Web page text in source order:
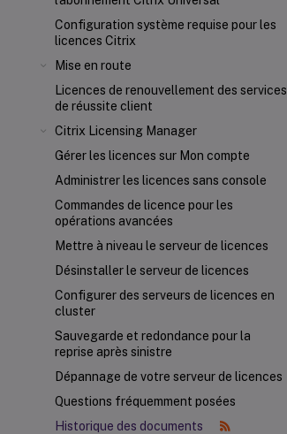
Configuration système requise pour les
licences Citrix
Mise en route
Licences de renouvellement des services
de réussite client
Citrix Licensing Manager
Gérer les licences sur Mon compte
Administrer les licences sans console
Commandes de licence pour les
opérations avancées
Mettre à niveau le serveur de licences
Désinstaller le serveur de licences
Configurer des serveurs de licences en
cluster
Sauvegarde et redondance pour la
reprise après sinistre
Dépannage de votre serveur de licences
Questions fréquemment posées
Historique des documents